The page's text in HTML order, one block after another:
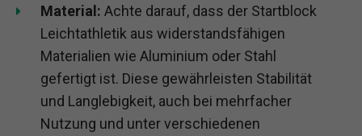
Material: Achte darauf, dass der Startblock
Leichtathletik aus widerstandsfähigen
Materialien wie Aluminium oder Stahl
gefertigt ist. Diese gewährleisten Stabilität
und Langlebigkeit, auch bei mehrfacher
Nutzung und unter verschiedenen